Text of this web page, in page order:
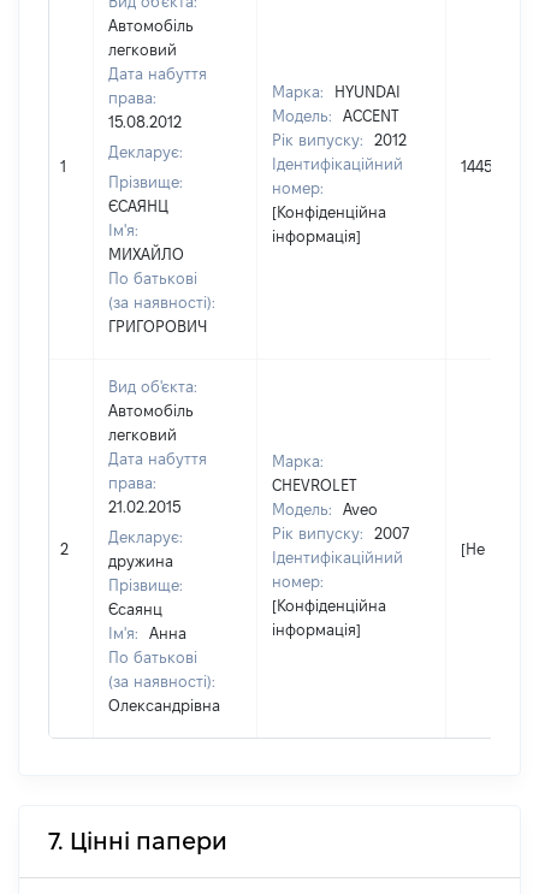
1
Автомобіль
легковий
Дата набуття
права:
15.08.2012
Декларує:
Прізвище:
ЄСАЯНЦ
Ім'я:
МИХАЙЛО
По батькові
(за наявності):
ГРИГОРОВИЧ
Марка:
HYUNDAI
Модель:
ACCENT
Рік випуску:
2012
Ідентифікаційний
номер:
[Конфіденційна
інформація]
144500
2
Вид об'єкта:
Автомобіль
легковий
Дата набуття
права:
21.02.2015
Декларує:
дружина
Прізвище:
Єсаянц
Ім'я:
Анна
По батькові
(за наявності):
Олександрівна
Марка:
CHEVROLET
Модель:
Aveo
Рік випуску:
2007
Ідентифікаційний
номер:
[Конфіденційна
інформація]
[Не
7. Цінні папери